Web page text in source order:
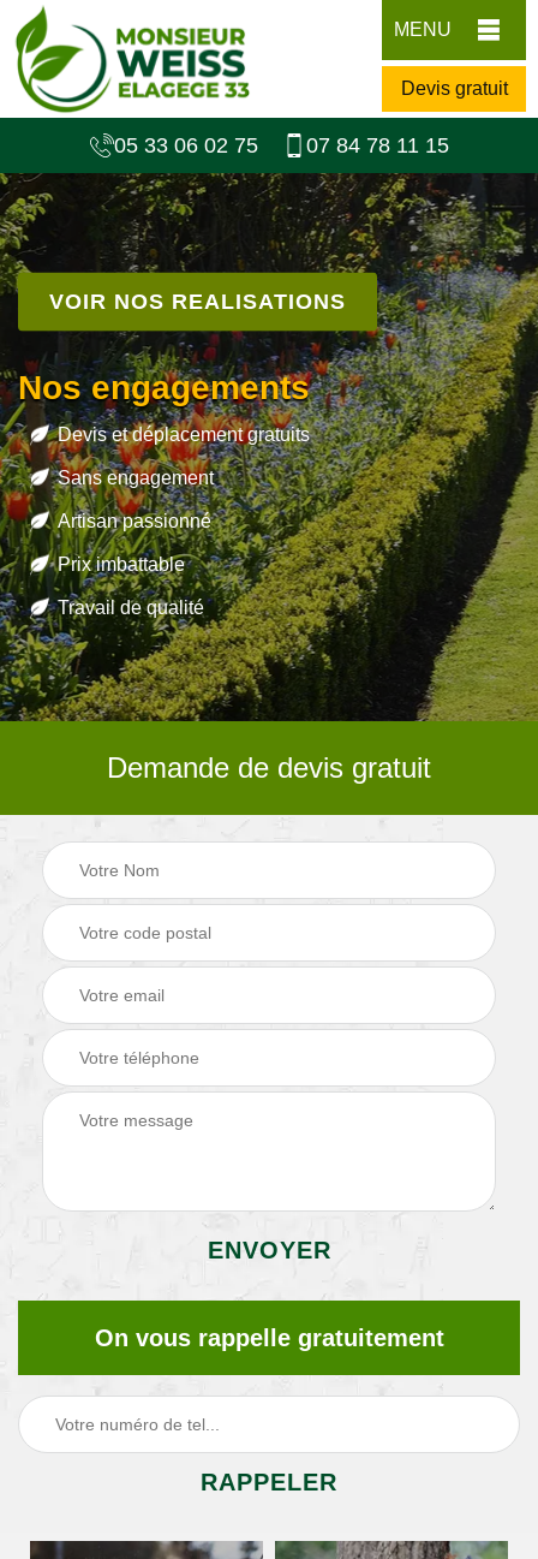
MENU
Devis gratuit
05 33 06 02 75 07 84 78 11 15
VOIR NOS REALISATIONS
Nos engagements
Devis et déplacement gratuits
Sans engagement
Artisan passionné
Prix imbattable
Travail de qualité
Demande de devis gratuit
On vous rappelle gratuitement